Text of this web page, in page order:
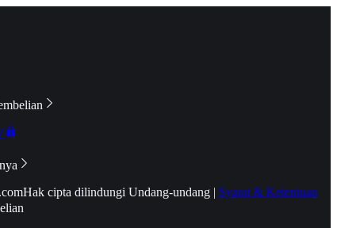
Hak cipta dilindungi Undang-undang | Syarat & Ketentuan